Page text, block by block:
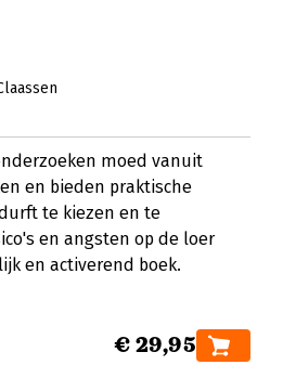
moed vanuit
en bieden praktische
te kiezen en te
en angsten op de loer
en activerend boek.
€ 29,95